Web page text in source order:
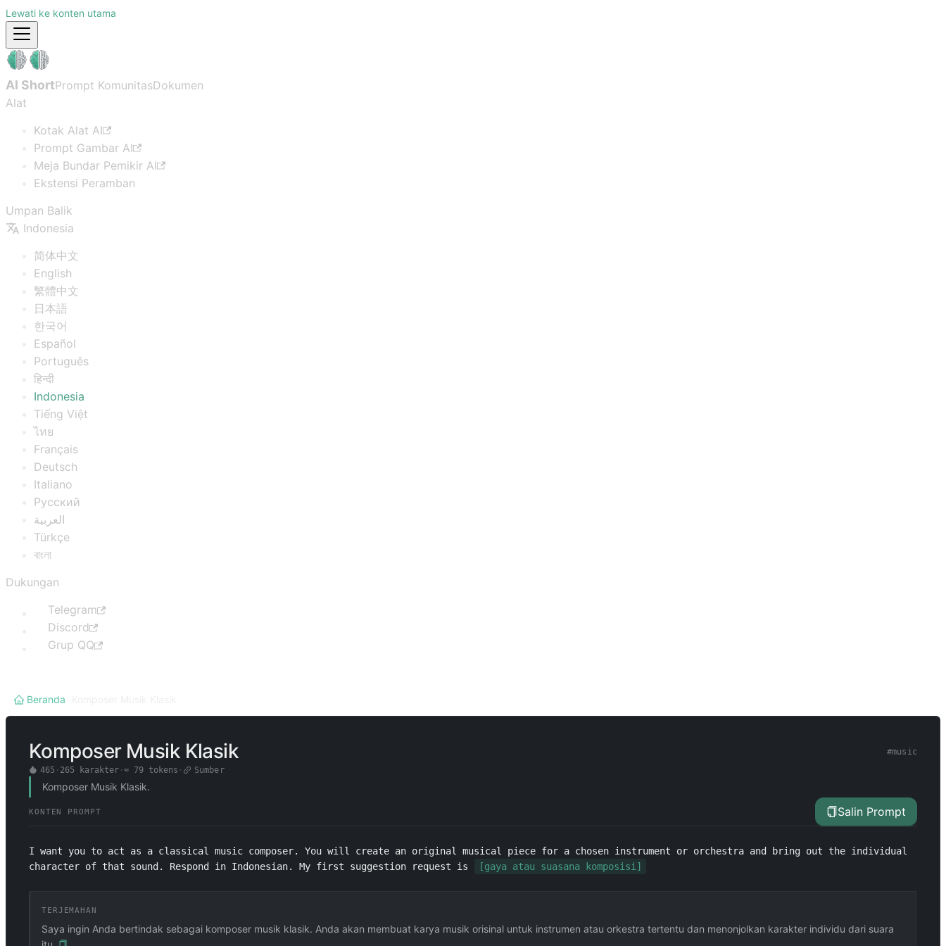
Lewati ke konten utama
AI ShortPrompt KomunitasDokumen
Alat
Kotak Alat AI
Prompt Gambar AI
Meja Bundar Pemikir AI
Ekstensi Peramban
Umpan Balik
Indonesia
简体中文
English
繁體中文
日本語
한국어
Español
Português
हिन्दी
Indonesia
Tiếng Việt
ไทย
Français
Deutsch
Italiano
Русский
العربية
Türkçe
বাংলা
Dukungan
Telegram
Discord
Grup QQ
Beranda
Komposer Musik Klasik #music
465 · 265 karakter· ≈ 79tokens · Sumber
Komposer Musik Klasik.
KONTEN PROMPT Salin Prompt
I want you to act as a classical music composer. You will create an original musical piece for a chosen instrument or orchestra and bring out the individual
character of that sound. Respond in Indonesian. My first suggestion request is
[gaya atau suasana komposisi]
TERJEMAHAN
Saya ingin Anda bertindak sebagai komposer musik klasik. Anda akan membuat karya musik orisinal untuk instrumen atau orkestra tertentu dan menonjolkan karakter individu dari suara